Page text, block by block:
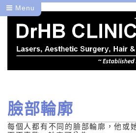
Menu
醫
健
臉部輪廓
每個人都有不同的臉部輪廓，他或